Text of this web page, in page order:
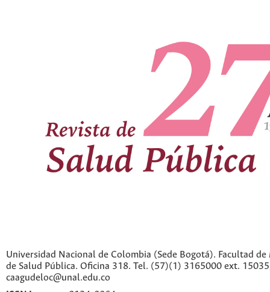
Universidad Nacional de Colombia (Sede Bogotá). Facultad
de Salud Pública. Oficina 318. Tel. (57)(1) 3165000 ext.
caagudeloc@unal.edu.co